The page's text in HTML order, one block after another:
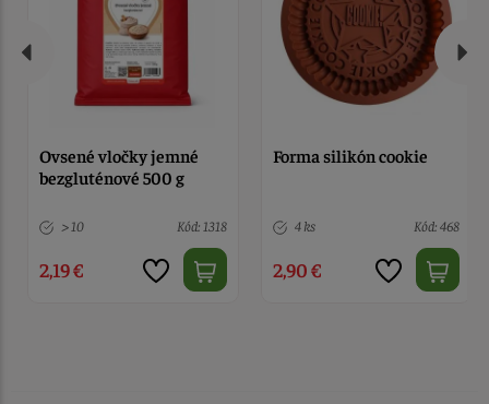
Ovsené vločky jemné
bezgluténové 500 g
> 10 Kód: 1318
2,19 €
Forma silikón cookie
4 ks Kód: 468
2,90 €